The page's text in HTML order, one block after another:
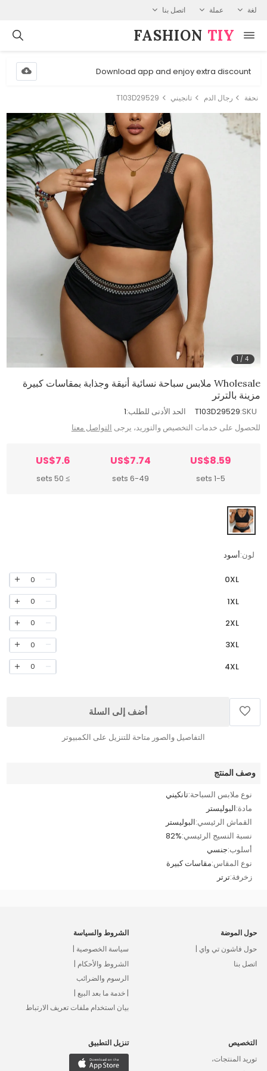
لغة عملة اتصل بنا
FASHION⁠ TIY
Download app and enjoy extra discount
نحفة رجال الدم تانجيني T103D29529
1 /4
Wholesale ملابس سباحة نسائية أنيقة وجذابة بمقاسات كبيرة
مزينة بالترتر
SKU:
T103D29529 الحد الأدنى للطلب:1
للحصول على خدمات التخصيص والتوريد، يرجى التواصل معنا
US$8.59
1-5 sets
US$7.74
6-49 sets
US$7.6
≥ 50 sets
لون:أسود
0XL
0
1XL
0
2XL
0
3XL
0
4XL
0
أضف إلى السلة
التفاصيل والصور متاحة للتنزيل على الكمبيوتر
وصف المنتج
نوع ملابس السباحة:تانكيني
مادة:البوليستر
القماش الرئيسي:البوليستر
نسبة النسيج الرئيسي:82%
أسلوب:جنسي
نوع المقاس:مقاسات كبيرة
زخرفة:ترتر
حول الموضة
حول فاشون تي واي |
اتصل بنا
الشروط والسياسة
سياسة الخصوصية |
الشروط والأحكام |
الرسوم والضرائب
| خدمة ما بعد البيع |
بيان استخدام ملفات تعريف الارتباط
التخصيص
توريد المنتجات،
تنزيل التطبيق